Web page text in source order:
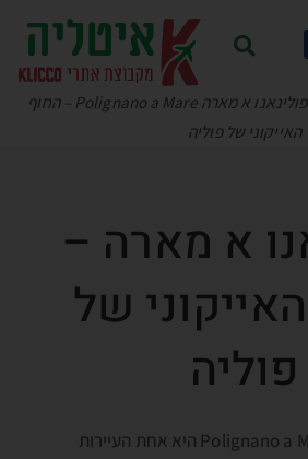
פולינאנו א מארה Polignano a Mare – החוף
האייקוני של פוליה
א מארה –
של
פוליה
פולינאנו א מארה Polignano a Mare היא אחת העיירות